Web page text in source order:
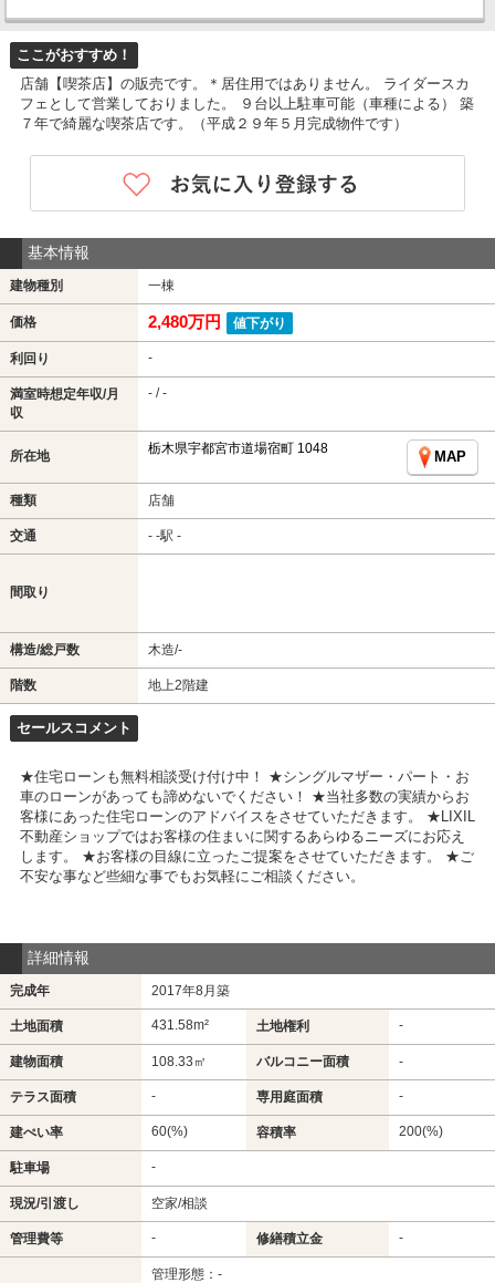
ここがおすすめ！
店舗【喫茶店】の販売です。＊居住用ではありません。 ライダースカ
フェとして営業しておりました。 ９台以上駐車可能（車種による） 築
７年で綺麗な喫茶店です。（平成２９年５月完成物件です）
基本情報
建物種別 一棟
価格 2,480万円 値下がり
利回り -
満室時想定年収/月
収
- / -
所在地 栃木県宇都宮市道場宿町 1048
MAP
種類 店舗
交通 - -駅 -
間取り
構造/総戸数 木造/-
階数 地上2階建
セールスコメント
★住宅ローンも無料相談受け付け中！ ★シングルマザー・パート・お
車のローンがあっても諦めないでください！ ★当社多数の実績からお
客様にあった住宅ローンのアドバイスをさせていただきます。 ★LIXIL
不動産ショップではお客様の住まいに関するあらゆるニーズにお応え
します。 ★お客様の目線に立ったご提案をさせていただきます。 ★ご
不安な事など些細な事でもお気軽にご相談ください。
詳細情報
完成年 2017年8月築
土地面積 431.58m² 土地権利 -
建物面積 108.33㎡ バルコニー面積 -
テラス面積 - 専用庭面積 -
建ぺい率 60(%) 容積率 200(%)
駐車場 -
現況/引渡し 空家/相談
管理費等 - 修繕積立金 -
管理形態：-